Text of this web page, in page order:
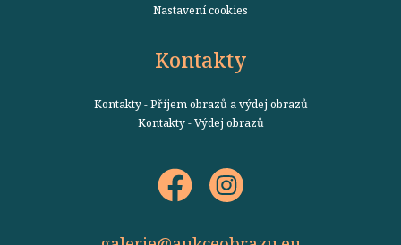
Nastavení cookies
Kontakty
Kontakty - Příjem obrazů a výdej obrazů
Kontakty - Výdej obrazů